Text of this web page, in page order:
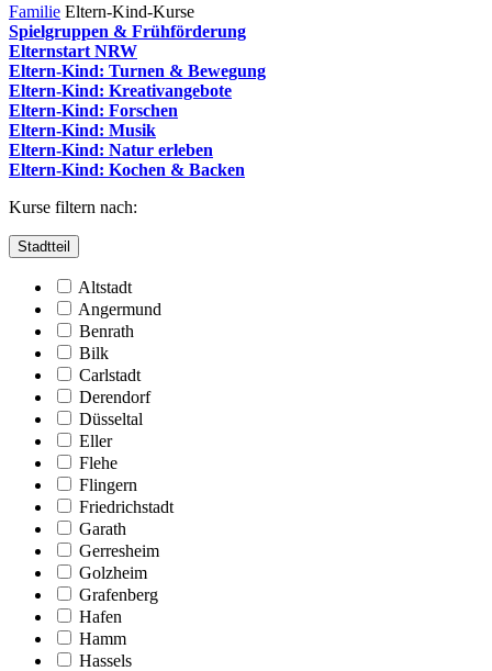
Familie Eltern-Kind-Kurse
Spielgruppen & Frühförderung
Elternstart NRW
Eltern-Kind: Turnen & Bewegung
Eltern-Kind: Kreativangebote
Eltern-Kind: Forschen
Eltern-Kind: Musik
Eltern-Kind: Natur erleben
Eltern-Kind: Kochen & Backen
Kurse filtern nach:
Stadtteil
Altstadt
Angermund
Benrath
Bilk
Carlstadt
Derendorf
Düsseltal
Eller
Flehe
Flingern
Friedrichstadt
Garath
Gerresheim
Golzheim
Grafenberg
Hafen
Hamm
Hassels